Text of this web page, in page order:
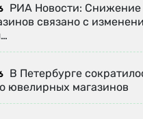
РИА Новости: Снижение
связано с
В Петербурге
ювелирных магазинов